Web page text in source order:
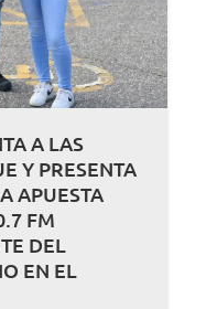
A LAS
Y PRESENTA
APUESTA
FM
DEL
EN EL